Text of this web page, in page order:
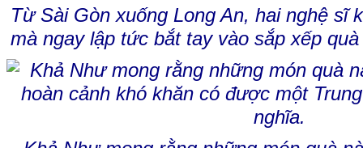
Từ Sài Gòn xuống Long An, hai nghệ sĩ
mà ngay lập tức bắt tay vào sắp xếp